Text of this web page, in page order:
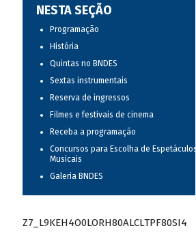
NESTA SEÇÃO
Programação
História
Quintas no BNDES
Sextas instrumentais
Reserva de ingressos
Filmes e festivais de cinema
Receba a programação
Concursos para Escolha de Espetáculos
Musicais
Galeria BNDES
Z7_L9KEH4O0LORH80ALCLTPF80SI4